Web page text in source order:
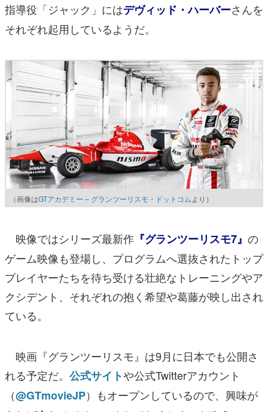
指導役「ジャック」にはデヴィッド・ハーバーさんを
それぞれ起用しているようだ。
（画像はGTアカデミー – グランツーリスモ・ドットコムより）
映像ではシリーズ最新作 『グランツーリスモ7』 の
ゲーム映像も登場し、プログラムへ選抜されたトップ
プレイヤーたちを待ち受ける壮絶なトレーニングやア
クシデント、それぞれの抱く希望や葛藤が映し出され
ている。
映画『グランツーリスモ』は9月に日本でも公開さ
れる予定だ。 公式サイトや公式Twitterアカウント
（@GTmovieJP）もオープンしているので、興味が